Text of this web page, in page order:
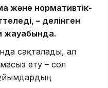
және нормативтік-
– делінген
жауабында.
сақталады, ал
ету – сол